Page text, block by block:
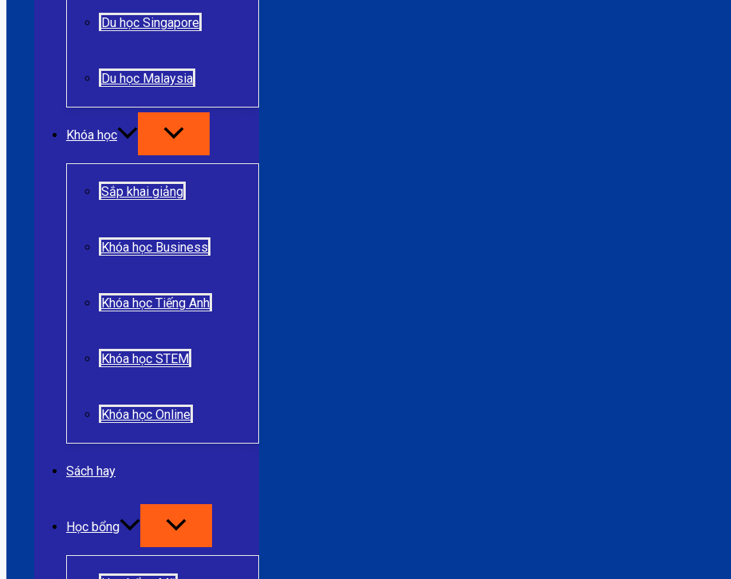
Du học Singapore
Du học Malaysia
Khóa học
Sắp khai giảng
Khóa học Business
Khóa học Tiếng Anh
Khóa học STEM
Khóa học Online
Sách hay
Học bổng